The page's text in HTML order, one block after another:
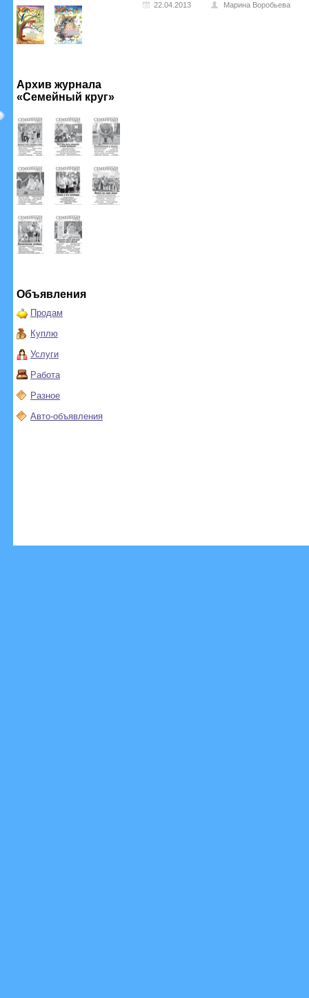
Архив журнала
«Семейный круг»
Объявления
Продам
Куплю
Услуги
Работа
Разное
Авто-объявления
22.04.2013 Марина Воробьева